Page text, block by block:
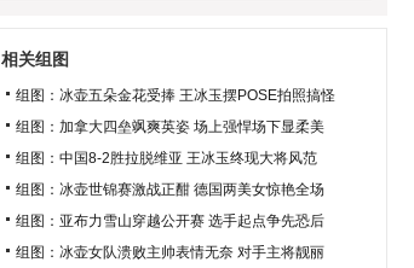
相关组图
组图：冰壶五朵金花受捧 王冰玉摆POSE拍照搞怪
组图：加拿大四垒飒爽英姿 场上强悍场下显柔美
组图：中国8-2胜拉脱维亚 王冰玉终现大将风范
组图：冰壶世锦赛激战正酣 德国两美女惊艳全场
组图：亚布力雪山穿越公开赛 选手起点争先恐后
组图：冰壶女队溃败主帅表情无奈 对手主将靓丽